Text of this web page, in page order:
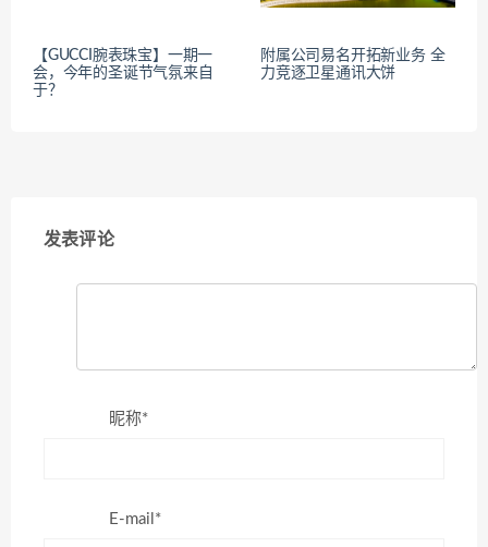
【GUCCI腕表珠宝】一期一
会，今年的圣诞节气氛来自
于？
附属公司易名开拓新业务 全
力竞逐卫星通讯大饼
发表评论
昵称*
E-mail*